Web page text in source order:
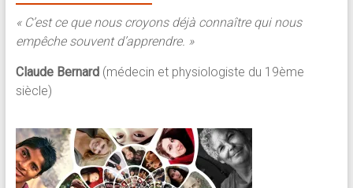
« C’est ce que nous croyons déjà connaître qui nous
empêche souvent d’apprendre. »
Claude Bernard (médecin et physiologiste du 19ème
siècle)